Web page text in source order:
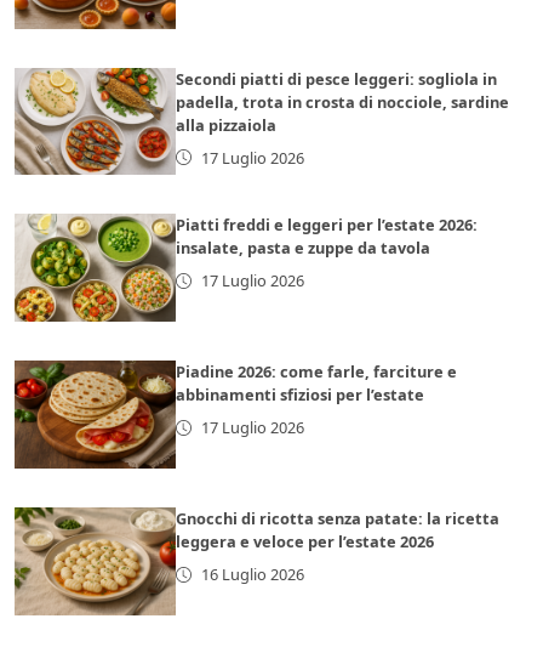
Secondi piatti di pesce leggeri: sogliola in
padella, trota in crosta di nocciole, sardine
alla pizzaiola
17 Luglio 2026
Piatti freddi e leggeri per l’estate 2026:
insalate, pasta e zuppe da tavola
17 Luglio 2026
Piadine 2026: come farle, farciture e
abbinamenti sfiziosi per l’estate
17 Luglio 2026
Gnocchi di ricotta senza patate: la ricetta
leggera e veloce per l’estate 2026
16 Luglio 2026